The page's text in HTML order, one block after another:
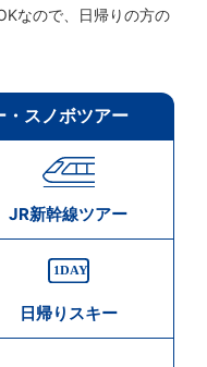
なので、日帰りの方の
・スノボツアー
JR新幹線ツアー
日帰りスキー